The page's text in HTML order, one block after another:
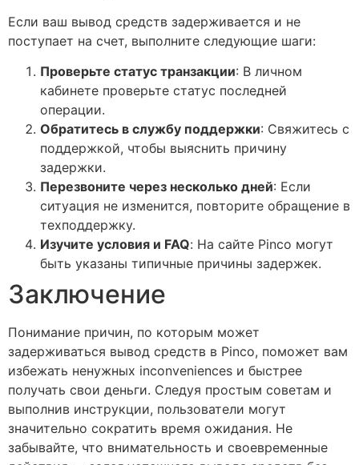
Если ваш вывод средств задерживается и не
поступает на счет, выполните следующие шаги:
Проверьте статус транзакции: В личном
кабинете проверьте статус последней
операции.
Обратитесь в службу поддержки: Свяжитесь с
поддержкой, чтобы выяснить причину
задержки.
Перезвоните через несколько дней: Если
ситуация не изменится, повторите обращение в
техподдержку.
Изучите условия и FAQ: На сайте Pinco могут
быть указаны типичные причины задержек.
Заключение
Понимание причин, по которым может
задерживаться вывод средств в Pinco, поможет вам
избежать ненужных inconveniences и быстрее
получать свои деньги. Следуя простым советам и
выполнив инструкции, пользователи могут
значительно сократить время ожидания. Не
забывайте, что внимательность и своевременные